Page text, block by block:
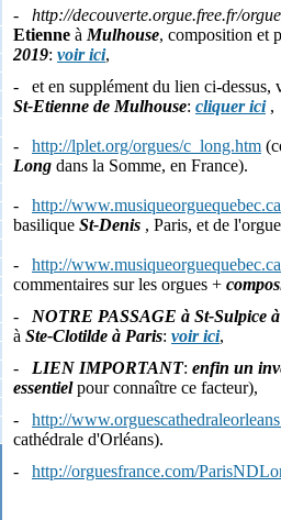
- http://decouverte.orgue.free.fr/
Etienne à Mulhouse, composition et
2019: voir ici,
- et en supplément du lien ci-dessus,
St-Etienne de Mulhouse: cliquer ici,
- http://lplet.org/orgues/c_long.htm
Long dans la Somme, en France).
- http://
basilique St-Denis , Paris, et de
- http://
commentaires sur les orgues +
- NOTRE PASSAGE à St-Sulpice
à Ste-Clotilde à Paris: voir ici,
- LIEN IMPORTANT: enfin un
essentielpour connaître ce facteur),
- http://
cathédrale d'Orléans).
- http://orguesfrance.com/